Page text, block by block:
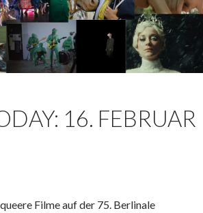
16. FEBRUAR
Filme auf der 75. Berlinale